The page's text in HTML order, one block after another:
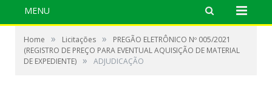
MENU
Home » Licitações »
PREGÃO ELETRÔNICO Nº 005/2021
(REGISTRO DE PREÇO PARA EVENTUAL AQUISIÇÃO DE MATERIAL
DE EXPEDIENTE) » ADJUDICAÇÃO